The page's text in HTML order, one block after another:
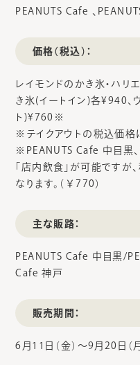
PEANUTS Cafe 、
価格（税込）：
レイモンドのかき氷・ハリ
き氷(イートイン)各¥940、​
ト)¥760※
※テイクアウトの税込価格
※PEANUTS Cafe 中目黒
「店内飲食」が可能ですが
なります。（￥770）
主な販路：
PEANUTS Cafe 中目黒/
Cafe 神戸
販売期間：
6月11日（金）〜9月20日（月